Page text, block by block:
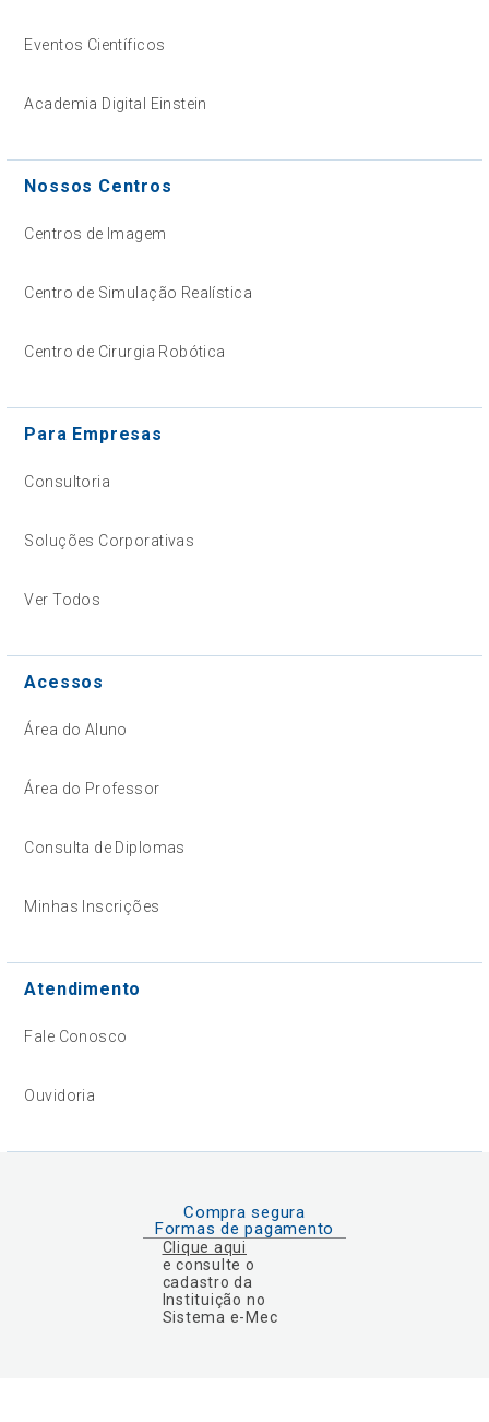
Eventos Científicos
Academia Digital Einstein
Nossos Centros
Centros de Imagem
Centro de Simulação Realística
Centro de Cirurgia Robótica
Para Empresas
Consultoria
Soluções Corporativas
Ver Todos
Acessos
Área do Aluno
Área do Professor
Consulta de Diplomas
Minhas Inscrições
Atendimento
Fale Conosco
Ouvidoria
Compra segura
Formas de pagamento
Clique aqui
e consulte o
cadastro da
Instituição no
Sistema e-Mec